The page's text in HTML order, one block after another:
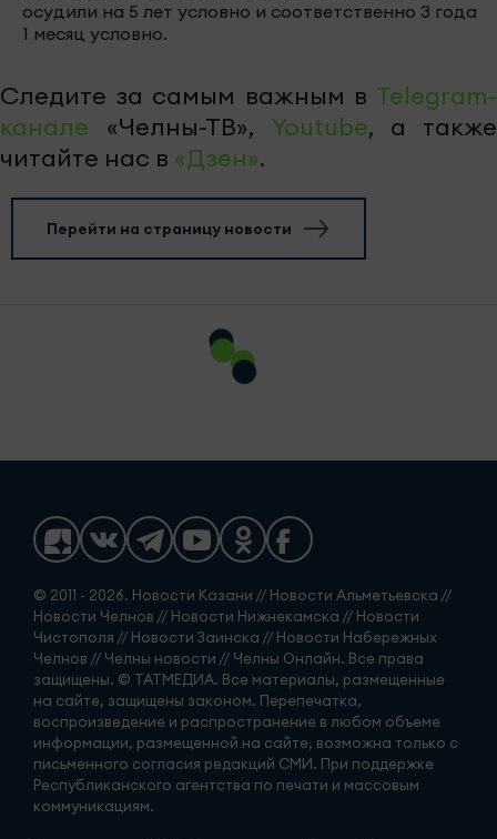
осудили на 5 лет условно и соответственно 3 года
1 месяц условно.
Следите за самым важным в Telegram-
канале «Челны-ТВ», Youtube, а также
читайте нас в «Дзен».
Перейти на страницу новости
© 2011 - 2026. Новости Казани // Новости Альметьевска //
Новости Челнов // Новости Нижнекамска // Новости
Чистополя // Новости Заинска // Новости Набережных
Челнов // Челны новости // Челны Онлайн. Все права
защищены. © ТАТМЕДИА. Все материалы, размещенные
на сайте, защищены законом. Перепечатка,
воспроизведение и распространение в любом объеме
информации, размещенной на сайте, возможна только с
письменного согласия редакций СМИ. При поддержке
Республиканского агентства по печати и массовым
коммуникациям.